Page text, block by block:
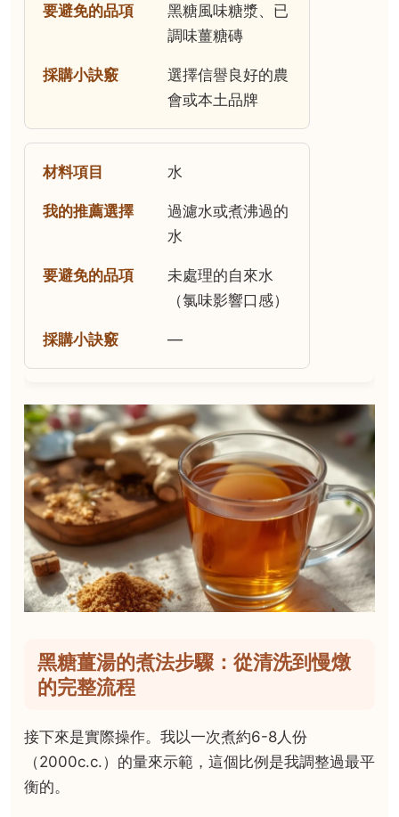
黑糖風味糖漿、已
調味薑糖磚
選擇信譽良好的農
會或本土品牌
水
過濾水或煮沸過的
水
未處理的自來水
（氯味影響口感）
—
黑糖薑湯的煮法步驟：從清洗到慢燉
的完整流程
接下來是實際操作。我以一次煮約6-8人份
（2000c.c.）的量來示範，這個比例是我調整過最平
衡的。